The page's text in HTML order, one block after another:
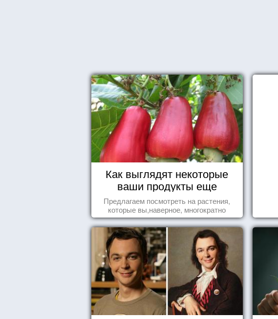
Как выглядят некоторые
ваши продукты еще
живыми?
Предлагаем посмотреть на растения,
которые вы,наверное, многократно
видели , но никогда не представляли
себе, что употребляете их в пищу.